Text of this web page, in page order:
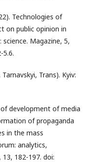
Technologies of
on public opinion in
Magazine, 5,
5.6.
Trans). Kyiv:
development of media
of propaganda
in the mass
analytics,
182-197. doi: